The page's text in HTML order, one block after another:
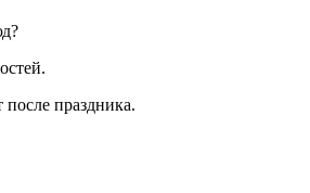
праздника.